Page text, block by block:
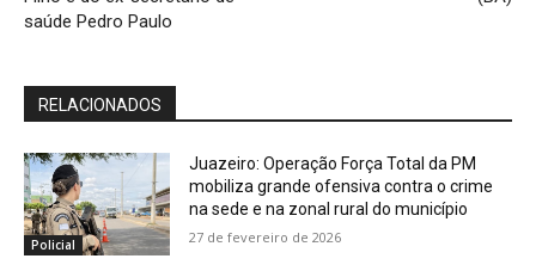
saúde Pedro Paulo
RELACIONADOS
Policial
Juazeiro: Operação Força Total da PM
mobiliza grande ofensiva contra o crime
na sede e na zonal rural do município
27 de fevereiro de 2026